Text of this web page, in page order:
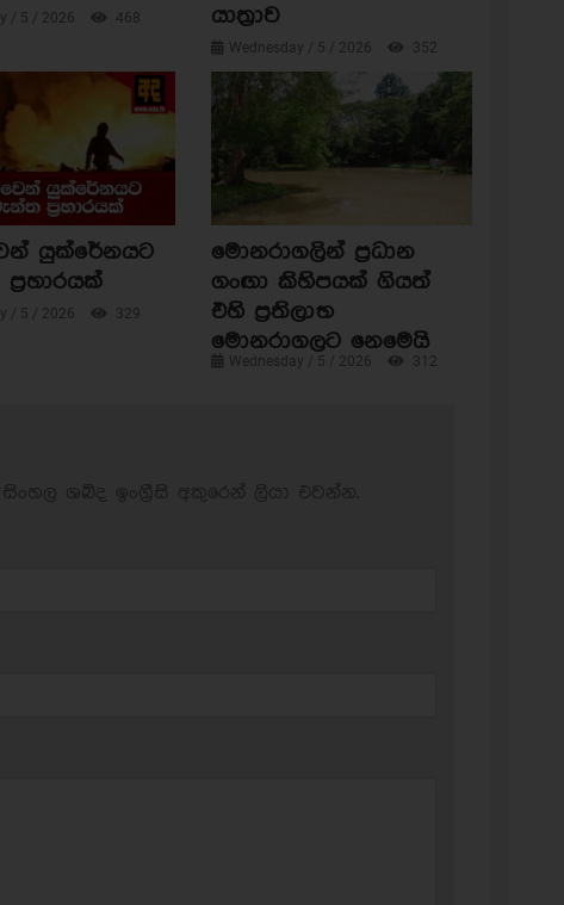
/ 5 / 2026 468
යාත්‍රාව
Wednesday / 5 / 2026 352
යුක්රේනයට
/ 5 / 2026 329
මොනරාගලින් ප්‍රධාන
ගංඟා කිහිපයක් ගියත්
එහි ප්‍රතිලාභ
මොනරාගලට නෙමෙයි
Wednesday / 5 / 2026 312